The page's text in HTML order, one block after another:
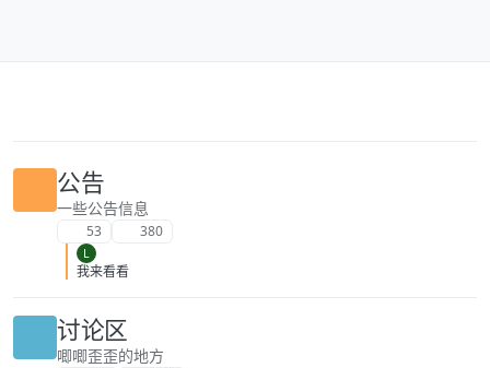
公告
一些公告信息
53 380
L
我来看看
讨论区
唧唧歪歪的地方